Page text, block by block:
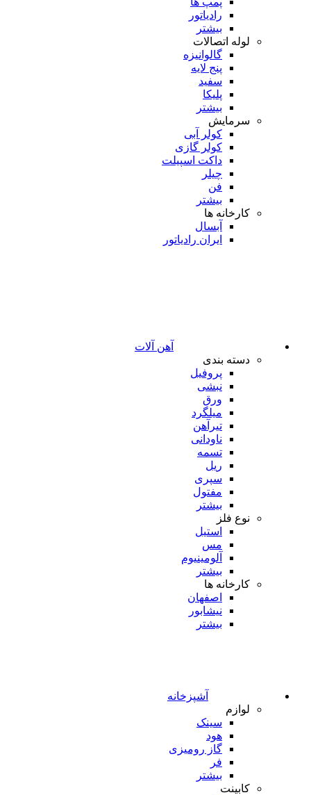
رادیاتور
بیشتر
لوله اتصالات
گالوانیزه
پنج لایه
سفید
پلیکا
بیشتر
سرمایش
کولر آبی
کولر گازی
داکت اسپیلت
چیلر
فن
بیشتر
کارخانه ها
آبسال
ایران رادیاتور
آهن آلات
دسته بندی
پروفیل
نبشی
ورق
میلگرد
تیرآهن
ناودانی
تسمه
ریل
سپری
مفتول
بیشتر
نوع فلز
استیل
مس
آلومینیوم
بیشتر
کارخانه ها
اصفهان
نیشابور
بیشتر
آشپزخانه
لوازم
سینک
هود
گاز رومیزی
فر
بیشتر
کابینت